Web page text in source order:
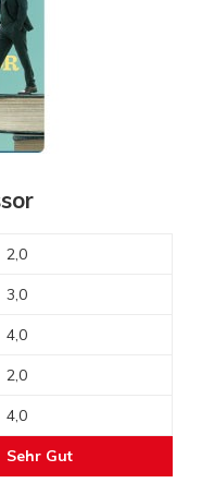
2,0
3,0
4,0
2,0
4,0
Sehr Gut